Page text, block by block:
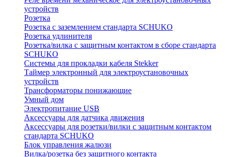
устройств
Розетка
Розетка с заземлением стандарта SCHUKO
Розетка удлинителя
Розетка/вилка с защитным контактом в сборе стандарта
SCHUKO
Системы для прокладки кабеля Stekker
Таймер электронный для электроустановочных
устройств
Трансформаторы понижающие
Умный дом
Электропитание USB
Аксессуары для датчика движения
Аксессуары для розетки/вилки с защитным контактом
стандарта SCHUKO
Блок управления жалюзи
Вилка/розетка без защитного контакта